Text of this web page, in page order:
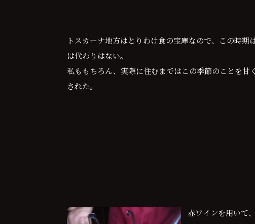
トスカーナ地方はとりわけ食の宝庫なので、この時
は代わりはない。
私ももちろん、実際に住むまではこの季節のことを
された。
赤ワインを用いて